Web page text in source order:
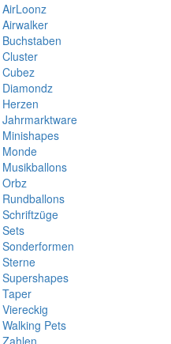
AirLoonz
Airwalker
Buchstaben
Cluster
Cubez
Diamondz
Herzen
Jahrmarktware
Minishapes
Monde
Musikballons
Orbz
Rundballons
Schriftzüge
Sets
Sonderformen
Sterne
Supershapes
Taper
Viereckig
Walking Pets
Zahlen